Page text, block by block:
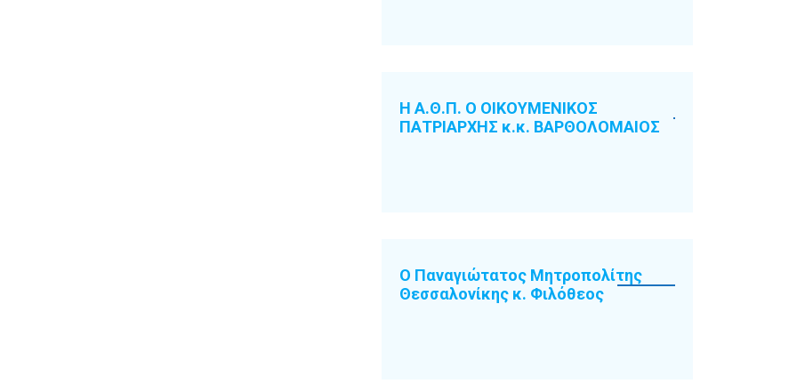
Η Α.Θ.Π. Ο ΟΙΚΟΥΜΕΝΙΚΟΣ
ΠΑΤΡΙΑΡΧΗΣ κ.κ. ΒΑΡΘΟΛΟΜΑΙΟΣ
Ο Παναγιώτατος Μητροπολίτης
Θεσσαλονίκης κ. Φιλόθεος